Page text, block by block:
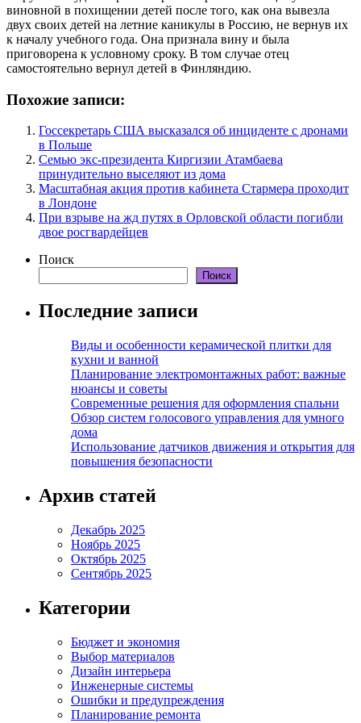
виновной в похищении детей после того, как она вывезла
двух своих детей на летние каникулы в Россию, не вернув их
к началу учебного года. Она признала вину и была
приговорена к условному сроку. В том случае отец
самостоятельно вернул детей в Финляндию.
Похожие записи:
Госсекретарь США высказался об инциденте с дронами
в Польше
Семью экс-президента Киргизии Атамбаева
принудительно выселяют из дома
Масштабная акция против кабинета Стармера проходит
в Лондоне
При взрыве на жд путях в Орловской области погибли
двое росгвардейцев
Поиск
Поиск
Последние записи
Виды и особенности керамической плитки для
кухни и ванной
Планирование электромонтажных работ: важные
нюансы и советы
Современные решения для оформления спальни
Обзор систем голосового управления для умного
дома
Использование датчиков движения и открытия для
повышения безопасности
Архив статей
Декабрь 2025
Ноябрь 2025
Октябрь 2025
Сентябрь 2025
Категории
Бюджет и экономия
Выбор материалов
Дизайн интерьера
Инженерные системы
Ошибки и предупреждения
Планирование ремонта